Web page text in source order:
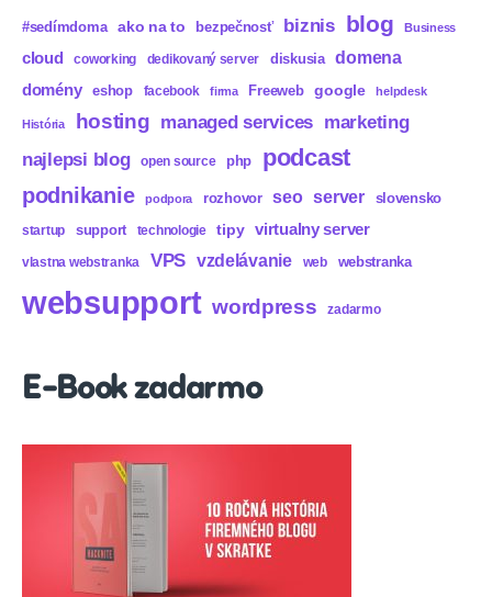
#sedímdoma ako na to bezpečnosť biznis blog Business
cloud coworking dedikovaný server diskusia domena
domény eshop facebook firma Freeweb google helpdesk
História hosting managed services marketing
najlepsi blog open source php podcast
podnikanie podpora rozhovor seo server slovensko
startup support technologie tipy virtualny server
vlastna webstranka VPS vzdelávanie web webstranka
websupport wordpress zadarmo
E-Book zadarmo